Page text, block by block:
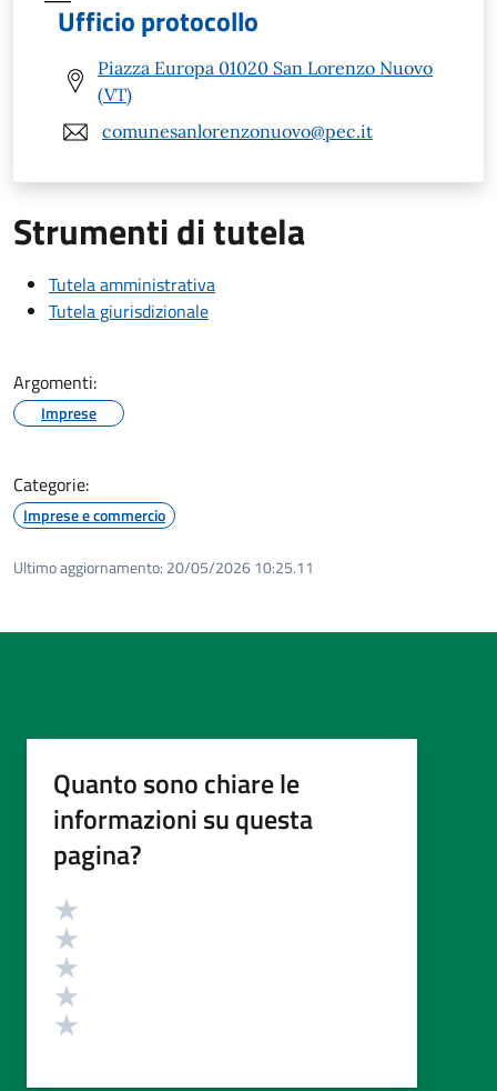
Ufficio protocollo
Piazza Europa 01020 San Lorenzo Nuovo
(VT)
comunesanlorenzonuovo@pec.it
Strumenti di tutela
Tutela amministrativa
Tutela giurisdizionale
Argomenti:
Imprese
Categorie:
Imprese e commercio
Ultimo aggiornamento: 20/05/2026 10:25.11
Quanto sono chiare le
informazioni su questa
pagina?
Valutazione